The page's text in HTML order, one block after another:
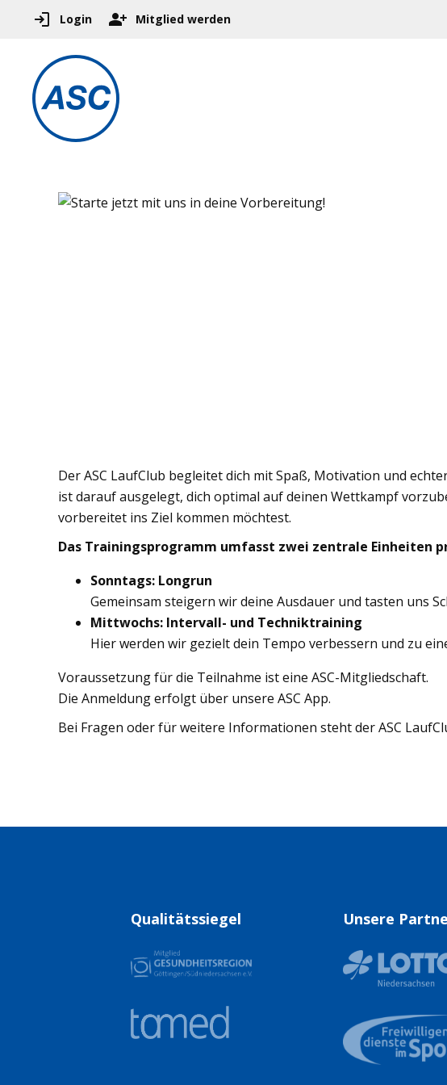
Login Mitglied werden
Der ASC LaufClub begleitet dich mit Spaß, Motivation und
ist darauf ausgelegt, dich optimal auf deinen Wettkampf
vorbereitet ins Ziel kommen möchtest.
Das Trainingsprogramm umfasst zwei zentrale Einheiten
Sonntags: Longrun
Gemeinsam steigern wir deine Ausdauer und tasten uns
Mittwochs: Intervall- und Techniktraining
Hier werden wir gezielt dein Tempo verbessern und zu
Voraussetzung für die Teilnahme ist eine ASC-Mitgliedschaft.
Die Anmeldung erfolgt über unsere ASC App.
Bei Fragen oder für weitere Informationen steht der ASC
Qualitätssiegel Unsere